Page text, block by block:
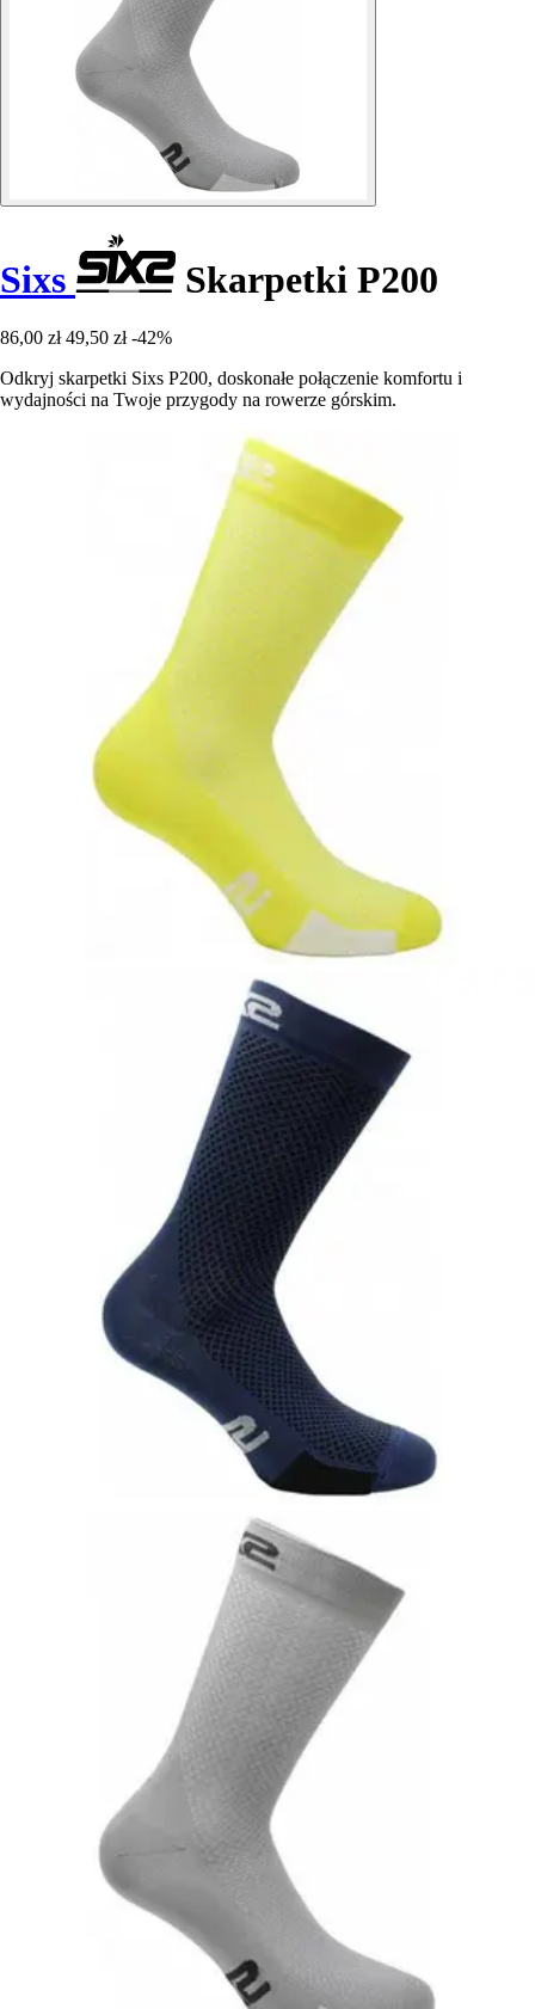
Sixs Skarpetki P200
86,00 zł 49,50 zł -42%
Odkryj skarpetki Sixs P200, doskonałe połączenie komfortu i
wydajności na Twoje przygody na rowerze górskim.